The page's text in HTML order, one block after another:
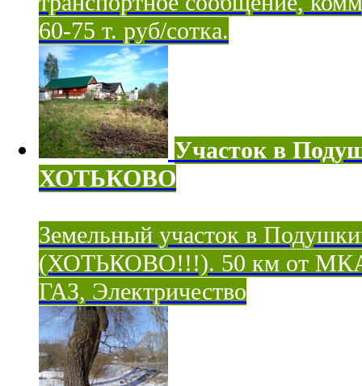
60-75 т. руб/сотка.
Участок в
ХОТЬКОВО
Земельный участок в
(ХОТЬКОВО!!!). 50 км от
ГАЗ, Электричество